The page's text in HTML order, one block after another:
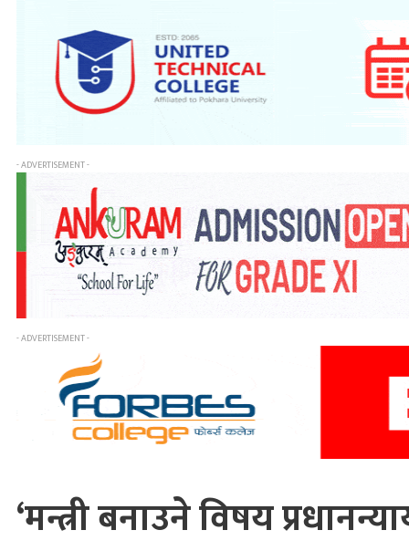
- ADVERTISEMENT -
- ADVERTISEMENT -
‘मन्त्री बनाउने विषय